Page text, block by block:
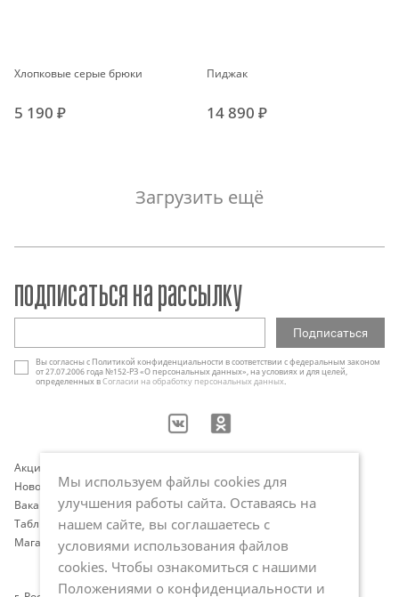
Хлопковые серые брюки
5 190 ₽
Пиджак
14 890 ₽
Загрузить ещё
Акции
Новости
Вакансии
Таблица размеров
Магазины
Оплата и доставка
Программа лояльности
Публичная оферта
Политика обработки
персональных данных
подписаться на рассылку
Вы согласны с Политикой конфиденциальности в соответствии с федеральным законом
от 27.07.2006 года №152-РЗ «О персональных данных», на условиях и для целей,
определенных вСогласии на обработку персональных данных.
Мы используем файлы cookies для
улучшения работы сайта. Оставаясь на
нашем сайте, вы соглашаетесь с
условиями использования файлов
cookies. Чтобы ознакомиться с нашими
Положениями о конфиденциальности и